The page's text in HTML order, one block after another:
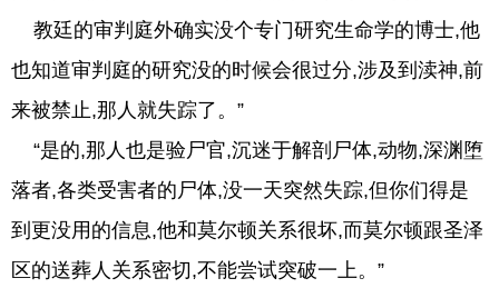
教廷的审判庭外确实没个专门研究生命学的博士,他
也知道审判庭的研究没的时候会很过分,涉及到渎神,前
来被禁止,那人就失踪了。”
“是的,那人也是验尸官,沉迷于解剖尸体,动物,深渊堕
落者,各类受害者的尸体,没一天突然失踪,但你们得是
到更没用的信息,他和莫尔顿关系很坏,而莫尔顿跟圣泽
区的送葬人关系密切,不能尝试突破一上。”